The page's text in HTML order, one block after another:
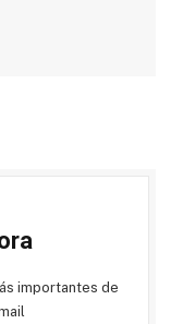
importantes de